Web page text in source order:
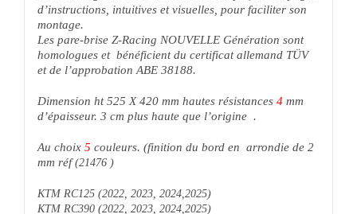
d’instructions, intuitives et visuelles, pour faciliter son
montage.
Les pare-brise Z-Racing NOUVELLE Génération sont
homologues et bénéficient du certificat allemand TÜV
et de l’approbation ABE 38188.
Dimension ht 525 X 420 mm hautes résistances 4 mm
d’épaisseur. 3 cm plus haute que l’origine .
Au choix 5 couleurs. (finition du bord en arrondie de 2
mm réf(21476 )
KTM RC125 (2022, 2023, 2024,2025)
KTM RC390 (2022, 2023, 2024,2025)